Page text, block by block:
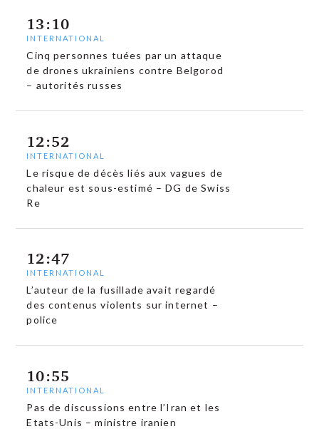
13:10
INTERNATIONAL
Cinq personnes tuées par un attaque
de drones ukrainiens contre Belgorod
– autorités russes
12:52
INTERNATIONAL
Le risque de décès liés aux vagues de
chaleur est sous-estimé – DG de Swiss
Re
12:47
INTERNATIONAL
L’auteur de la fusillade avait regardé
des contenus violents sur internet –
police
10:55
INTERNATIONAL
Pas de discussions entre l’Iran et les
Etats-Unis – ministre iranien